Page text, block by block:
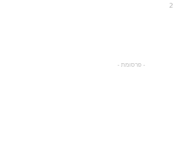
- פרסומת -